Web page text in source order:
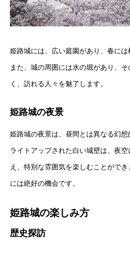
姫路城には、広い庭園があり、春には
また、城の周囲には水の堀があり、
く、訪れる人々を魅了します。
姫路城の夜景
姫路城の夜景は、昼間とは異なる幻想
ライトアップされた白い城壁は、夜
え、特別な雰囲気を楽しむことがで
には絶好の機会です。
姫路城の楽しみ方
歴史探訪